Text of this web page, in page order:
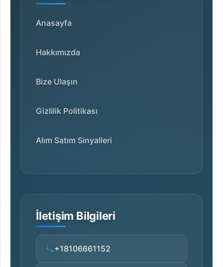
Anasayfa
Hakkımızda
Bize Ulaşın
Gizlilik Politikası
Alım Satım Sinyalleri
İletişim Bilgileri
+18106661152